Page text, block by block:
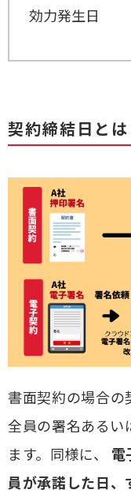
効力発生日
契約締結日とは
書面契約の場合の
全員の署名あるい
ます。同様に、
電
員が承諾した日、